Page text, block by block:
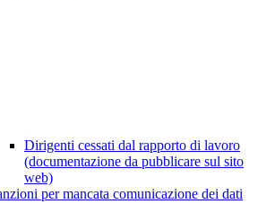
Dirigenti cessati dal rapporto di lavoro
(documentazione da pubblicare sul sito
web)
per mancata comunicazione dei dati